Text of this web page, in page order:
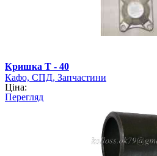
Кришка Т - 40
Кафо, СПД, Запчастини
Ціна:
Перегляд